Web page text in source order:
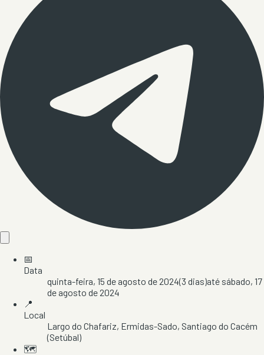
📅
Data
quinta-feira, 15 de agosto de 2024(3 dias)até sábado, 17
de agosto de 2024
📍
Local
Largo do Chafariz, Ermidas-Sado, Santiago do Cacém
(Setúbal)
🗺️